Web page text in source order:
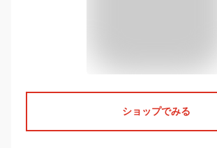
ショップでみる